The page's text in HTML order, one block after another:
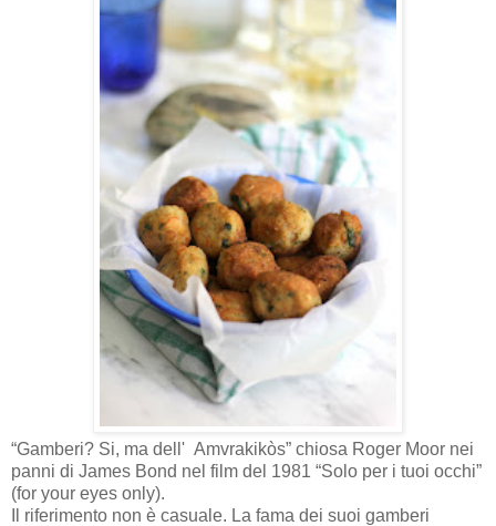
“Gamberi? Si, ma dell' Amvrakikòs” chiosa Roger Moor nei
panni di James Bond nel film del 1981 “Solo per i tuoi occhi”
(for your eyes only).
Il riferimento non è casuale. La fama dei suoi gamberi